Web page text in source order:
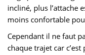
incliné, plus l’attache
moins confortable
Cependant il ne faut
chaque trajet car